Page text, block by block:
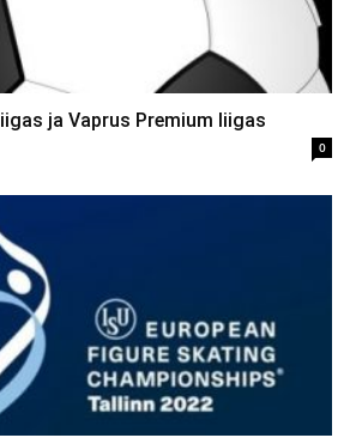
ja Vaprus Premium liigas
0